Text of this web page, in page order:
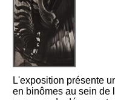
L'exposition présente
en binômes au sein de